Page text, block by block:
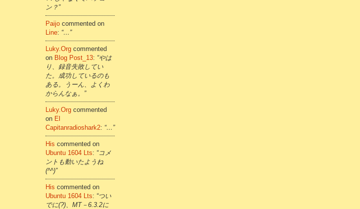
ン？”
Paijo commented on
Line: “…”
Luky.org commented
on Blog Post_13: “やは
り、録音失敗してい
た。成功しているのも
ある。うーん、よくわ
からんなぁ。”
Luky.org commented
on El
Capitanradioshark2: “…”
His commented on
Ubuntu 1604 Lts: “コメ
ントも動いたようね
(^^)”
His commented on
Ubuntu 1604 Lts: “つい
でに(?)、MT－6.3.2に